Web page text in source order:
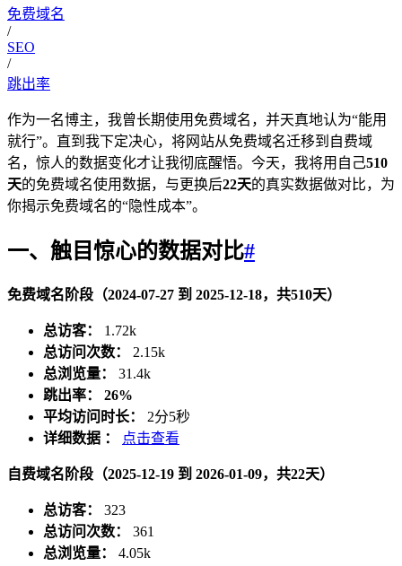
免费域名
/
SEO
/
跳出率
作为一名博主，我曾长期使用免费域名，并天真地认为“能用
就行”。直到我下定决心，将网站从免费域名迁移到自费域
名，惊人的数据变化才让我彻底醒悟。今天，我将用自己510
天的免费域名使用数据，与更换后22天的真实数据做对比，为
你揭示免费域名的“隐性成本”。
一、触目惊心的数据对比#
免费域名阶段（2024-07-27 到 2025-12-18，共510天）
总访客：
1.72k
总访问次数：
2.15k
总浏览量：
31.4k
跳出率：
26%
平均访问时长：
2分5秒
详细数据 ：
点击查看
自费域名阶段（2025-12-19 到 2026-01-09，共22天）
总访客：
323
总访问次数：
361
总浏览量：
4.05k